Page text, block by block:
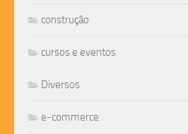
construção
cursos e eventos
Diversos
e-commerce